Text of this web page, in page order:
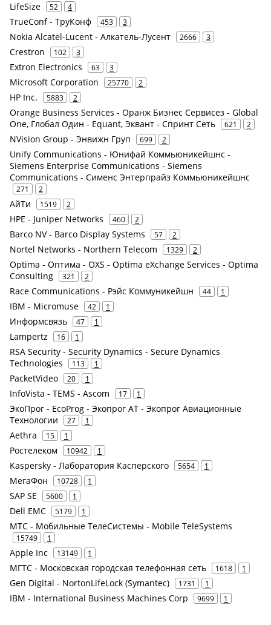
LifeSize 52 4
TrueConf - ТруКонф 453 3
Nokia Alcatel-Lucent - Алкатель-Лусент 2666 3
Crestron 102 3
Extron Electronics 63 3
Microsoft Corporation 25770 2
HP Inc. 5883 2
Orange Business Services - Оранж Бизнес Сервисез - Global
One, Глобал Один - Equant, Эквант - Спринт Сеть
621 2
NVision Group - Энвижн Груп 699 2
Unify Communications - Юнифай Коммьюникейшнс -
Siemens Enterprise Communications - Siemens
Communications - Сименс Энтерпрайз Коммьюникейшнс
271 2
АйТи 1519 2
HPE - Juniper Networks 460 2
Barco NV - Barco Display Systems 57 2
Nortel Networks - Northern Telecom 1329 2
Optima - Оптима - OXS - Optima eXchange Services - Optima
Consulting
321 2
Race Communications - Рэйс Коммуникейшн 44 1
IBM - Micromuse 42 1
Информсвязь 47 1
Lampertz 16 1
RSA Security - Security Dynamics - Secure Dynamics
Technologies
113 1
PacketVideo 20 1
InfoVista - TEMS - Ascom 17 1
ЭкоПрог - EcoProg - Экопрог АТ - Экопрог Авиационные
Технологии
27 1
Aethra 15 1
Ростелеком 10942 1
Kaspersky - Лаборатория Касперского 5654 1
МегаФон 10728 1
SAP SE 5600 1
Dell EMC 5179 1
МТС - Мобильные ТелеСистемы - Mobile TeleSystems
15749 1
Apple Inc 13149 1
МГТС - Московская городская телефонная сеть 1618 1
Gen Digital - NortonLifeLock (Symantec) 1731 1
IBM - International Business Machines Corp 9699 1